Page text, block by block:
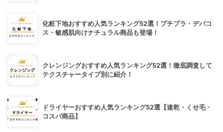
化粧下地おすすめ人気ランキング52選！プチプラ・デパコ
ス・敏感肌向けナチュラル商品も登場！
クレンジングおすすめ人気ランキング52選！徹底調査して
テクスチャータイプ別に紹介！
ドライヤーおすすめ人気ランキング52選【速乾・くせ毛・
コスパ商品】